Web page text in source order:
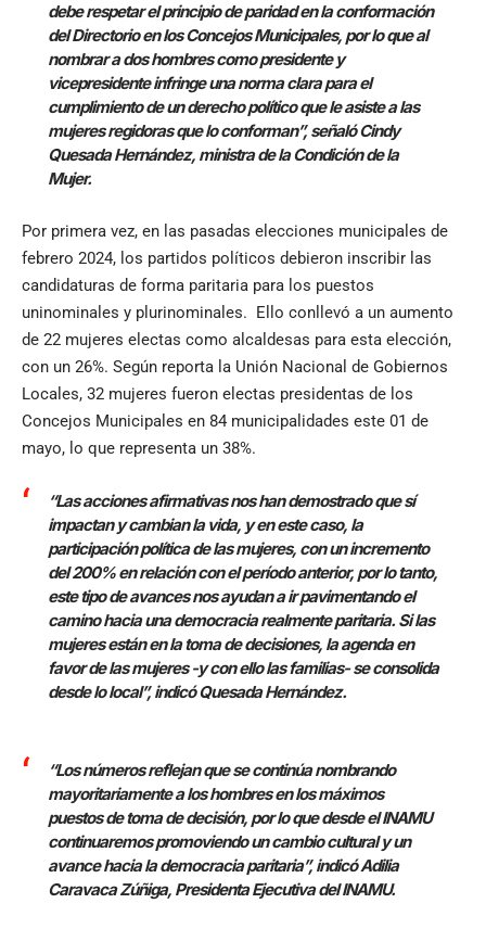
debe respetar el principio de paridad en la conformación
del Directorio en los Concejos Municipales, por lo que al
nombrar a dos hombres como presidente y
vicepresidente infringe una norma clara para el
cumplimiento de un derecho político que le asiste a las
mujeres regidoras que lo conforman”, señaló Cindy
Quesada Hernández, ministra de la Condición de la
Mujer.
Por primera vez, en las pasadas elecciones municipales de
febrero 2024, los partidos políticos debieron inscribir las
candidaturas de forma paritaria para los puestos
uninominales y plurinominales. Ello conllevó a un aumento
de 22 mujeres electas como alcaldesas para esta elección,
con un 26%. Según reporta la Unión Nacional de Gobiernos
Locales, 32 mujeres fueron electas presidentas de los
Concejos Municipales en 84 municipalidades este 01 de
mayo, lo que representa un 38%.
“Las acciones afirmativas nos han demostrado que sí
impactan y cambian la vida, y en este caso, la
participación política de las mujeres, con un incremento
del 200% en relación con el período anterior, por lo tanto,
este tipo de avances nos ayudan a ir pavimentando el
camino hacia una democracia realmente paritaria. Si las
mujeres están en la toma de decisiones, la agenda en
favor de las mujeres -y con ello las familias- se consolida
desde lo local”, indicó Quesada Hernández.
“Los números reflejan que se continúa nombrando
mayoritariamente a los hombres en los máximos
puestos de toma de decisión, por lo que desde el INAMU
continuaremos promoviendo un cambio cultural y un
avance hacia la democracia paritaria”, indicó Adilia
Caravaca Zúñiga, Presidenta Ejecutiva del INAMU.